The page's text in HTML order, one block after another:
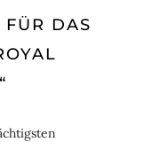
DAS